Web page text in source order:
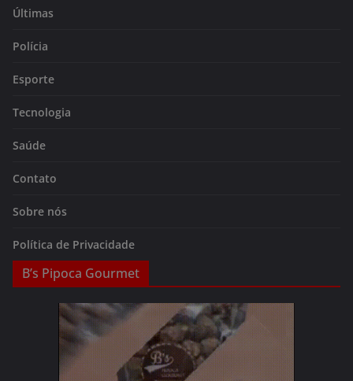
Últimas
Polícia
Esporte
Tecnologia
Saúde
Contato
Sobre nós
Política de Privacidade
B’s Pipoca Gourmet